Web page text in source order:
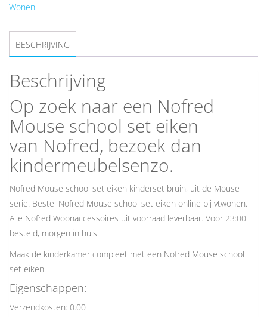
Wonen
BESCHRIJVING
Beschrijving
Op zoek naar een Nofred
Mouse school set eiken
van Nofred, bezoek dan
kindermeubelsenzo.
Nofred Mouse school set eiken kinderset bruin, uit de Mouse
serie. Bestel Nofred Mouse school set eiken online bij vtwonen.
Alle Nofred Woonaccessoires uit voorraad leverbaar. Voor 23:00
besteld, morgen in huis.
Maak de kinderkamer compleet met een Nofred Mouse school
set eiken.
Eigenschappen:
Verzendkosten: 0.00